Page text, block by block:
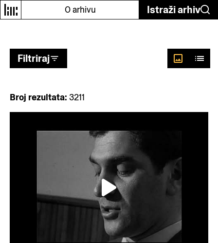
O arhivu Istraži arhiv
Filtriraj
Broj rezultata: 3211
Odaberi autore